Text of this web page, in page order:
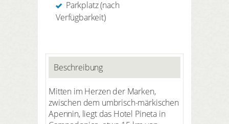
Parkplatz (nach
Verfügbarkeit)
Beschreibung
Mitten im Herzen der Marken,
zwischen dem umbrisch-märkischen
Apennin, liegt das Hotel Pineta in